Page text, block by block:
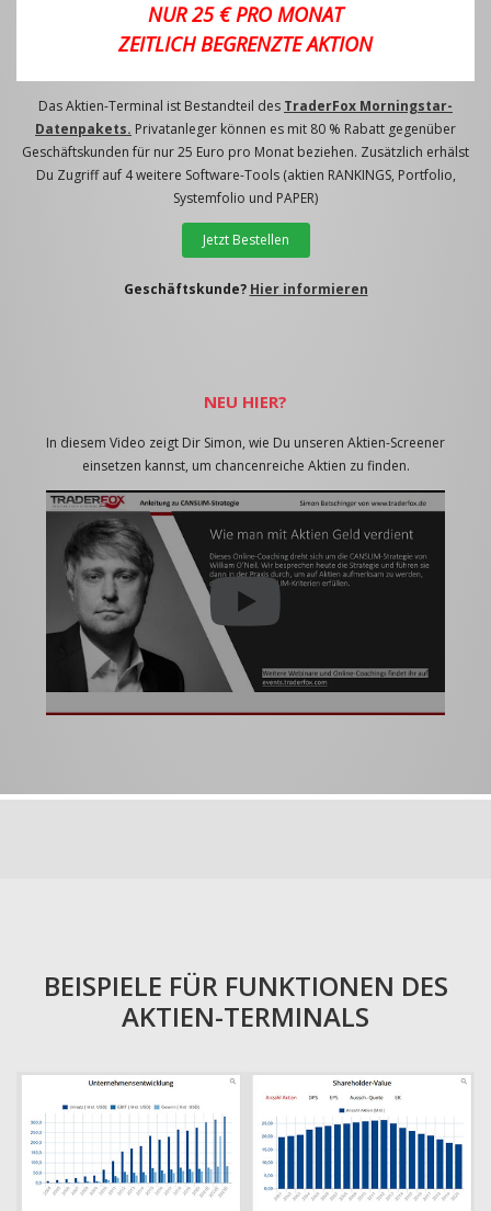
NUR 25 € PRO MONAT
ZEITLICH BEGRENZTE AKTION
Das Aktien-Terminal ist Bestandteil des TraderFox Morningstar-
Datenpakets. Privatanleger können es mit 80 % Rabatt gegenüber
Geschäftskunden für nur 25 Euro pro Monat beziehen. Zusätzlich erhälst
Du Zugriff auf 4 weitere Software-Tools (aktien RANKINGS, Portfolio,
Systemfolio und PAPER)
Jetzt Bestellen
Geschäftskunde? Hier informieren
NEU HIER?
In diesem Video zeigt Dir Simon, wie Du unseren Aktien-Screener
einsetzen kannst, um chancenreiche Aktien zu finden.
BEISPIELE FÜR FUNKTIONEN DES
AKTIEN-TERMINALS